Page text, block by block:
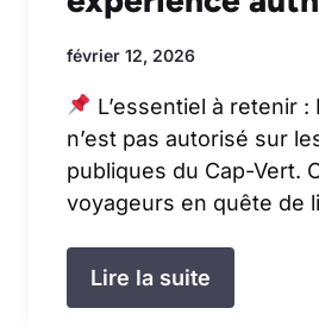
février 12, 2026
L’essentiel à retenir
n’est pas autorisé sur
publiques du Cap-Vert.
voyageurs en quête de
Lire la suite